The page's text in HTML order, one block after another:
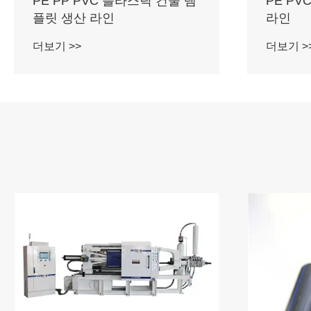
플릿 생산 라인
더보기 >>
라인
더보기